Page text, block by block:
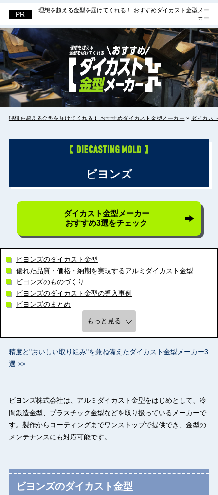
理想を超える金型を届けてくれる！ おすすめダイカスト金型メー
カー
理想を超える金型を届けてくれる！ おすすめダイカスト金型メーカー » ダイカス
ビヨンズ
ダイカスト金型メーカー
おすすめ3選をチェック
ビヨンズのダイカスト金型
優れた品質・価格・納期を実現するアルミダイカスト金型
ビヨンズのものづくり
ビヨンズのダイカスト金型の導入事例
ビヨンズのまとめ
もっと見る
精度と"おいしい取り組み"を兼ね備えたダイカスト金型メーカー3
選 >>
ビヨンズ株式会社は、アルミダイカスト金型をはじめとして、冷
間鍛造金型、プラスチック金型などを取り扱っているメーカーで
す。製作からコーティングまでワンストップで提供でき、金型の
メンテナンスにも対応可能です。
ビヨンズのダイカスト金型